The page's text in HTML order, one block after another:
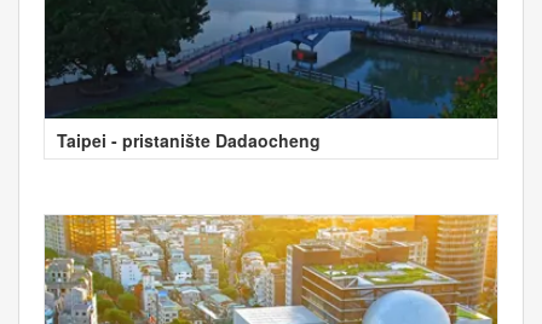
Taipei - pristanište Dadaocheng